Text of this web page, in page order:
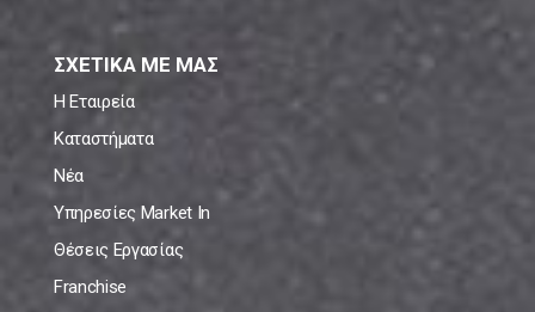
ΣΧΕΤΙΚΑ ΜΕ ΜΑΣ
Η Εταιρεία
Καταστήματα
Νέα
Υπηρεσίες Market In
Θέσεις Εργασίας
Franchise